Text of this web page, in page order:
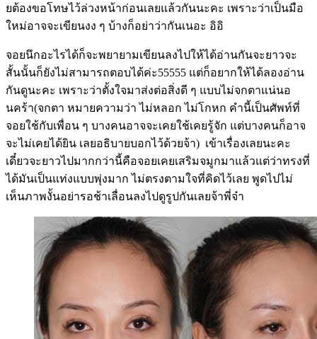
ยต้องขอโทษไว้ล่วงหน้าก่อนเลยแล้วกันนะคะ เพราะว่าเป็นมือ
ใหม่อาจจะเขียนงง ๆ บ้างก็อย่าว่ากันเนอะ อิอิ
จอยนึกอะไรได้ก็จะพยายามเขียนลงไปให้ได้อ่านกันจะยาวจะ
สั้นนั้นก็ยังไม่สามารถตอบได้ค่ะ55555 แต่ก็อยากให้ได้ลองอ่าน
กันดูนะคะ เพราะว่าตั้งใจมาส่งต่อสิ่งดี ๆ แบบไม่จกตาแน่นอ
นคร้า(จกตา หมายความว่า ไม่หลอก ไม่โกหก คำนี้เป็นศัพท์ที่
จอยใช้กับเพื่อน ๆ บางคนอาจจะเคยใช้เคยรู้จัก แต่บางคนก็อาจ
จะไม่เคยได้ยิน เลยอธิบายบอกไว้ด้วยจ้า) เข้าเรื่องเลยนะคะ
เดี๋ยวจะยาวไปมากกว่านี้คือจอยเคยเสริมจมูกมาแล้วแต่ว่าทรงที่
ได้มันเป็นแท่งแบบพุ่งมาก ไม่ตรงตามใจที่คิดไว้เลย พูดไปไม่
เห็นภาพงั้นอย่ารอช้าเลื่อนลงไปดูรูปกันเลยจ้าพี่จ๋า